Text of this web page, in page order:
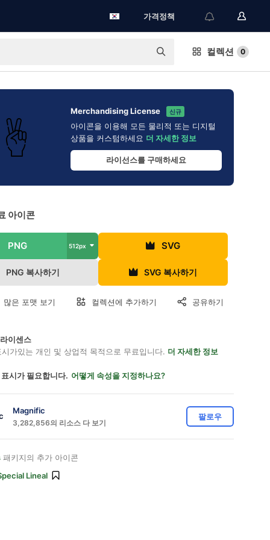
가격정책
컬렉션 0
Merchandising License 신규
아이콘을 이용해 모든 물리적 또는 디지털
상품을 커스텀하세요 더 자세한 정보
라이선스를 구매하세요
아이콘
PNG 512px SVG
PNG 복사하기 SVG 복사하기
많은 포맷 보기 컬렉션에 추가하기 공유하기
이센스
가있는 개인 및 상업적 목적으로 무료입니다. 더 자세한 정보
시가 필요합니다. 어떻게 속성을 지정하나요?
Magnific
3,282,856의 리소스 다 보기
팔로우
패키지의 추가 아이콘
Lineal